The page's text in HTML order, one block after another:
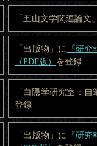
「五山文学関連論文
「出版物」に
『研
（PDF版） を登録
「白隠学研究室：
登録
「出版物」に
『研